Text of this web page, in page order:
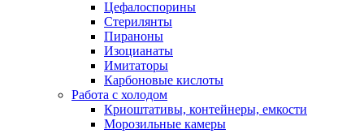
Цефалоспорины
Стерилянты
Пираноны
Изоцианаты
Имитаторы
Карбоновые кислоты
Работа с холодом
Криоштативы, контейнеры, емкости
Морозильные камеры